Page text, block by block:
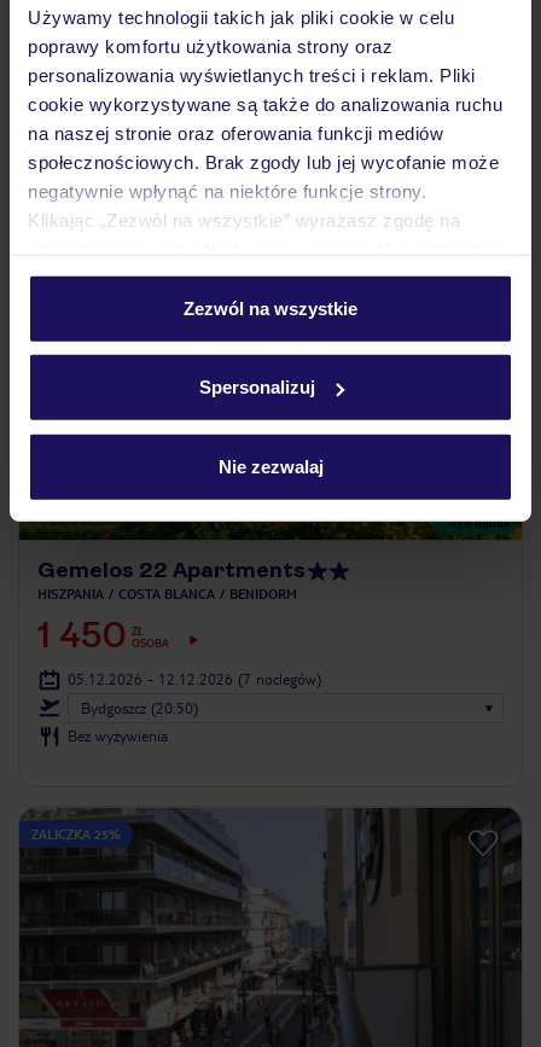
Używamy technologii takich jak pliki cookie w celu
poprawy komfortu użytkowania strony oraz
personalizowania wyświetlanych treści i reklam. Pliki
cookie wykorzystywane są także do analizowania ruchu
na naszej stronie oraz oferowania funkcji mediów
społecznościowych. Brak zgody lub jej wycofanie może
negatywnie wpłynąć na niektóre funkcje strony.
Klikając „Zezwól na wszystkie” wyrażasz zgodę na
personalizować swój wybór wchodząc w zakładkę
Szczegółowe informacje o plikach cookie znajdziesz
Zezwól na wszystkie
Spersonalizuj
Nie zezwalaj
1 440 ZŁ
OSOBA
12.12.2026 - 19.12.2026 (7 noclegów)
Bydgoszcz (20:50)
Bez wyżywienia
3.9/5
474 opinie
Gemelos 22 Apartments
HISZPANIA COSTA BLANCA BENIDORM
1 450 ZŁ
OSOBA
05.12.2026 - 12.12.2026 (7 noclegów)
Bydgoszcz (20:50)
Bez wyżywienia
ZALICZKA 25%